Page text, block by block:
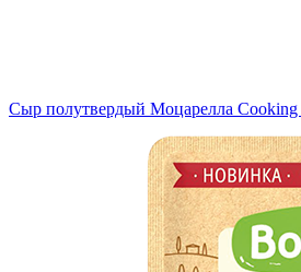
Сыр полутвердый Моцарелла Cooking